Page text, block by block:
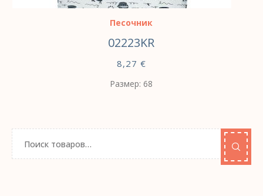
Песочник
02223KR
8,27 €
Размер: 68